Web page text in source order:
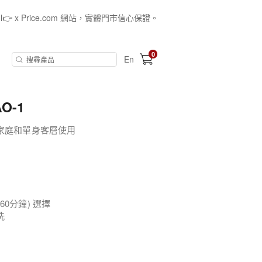
x Price.com 網站，實體門市信心保證。
En 0
1
庭和單身客層使用
分鐘) 選擇